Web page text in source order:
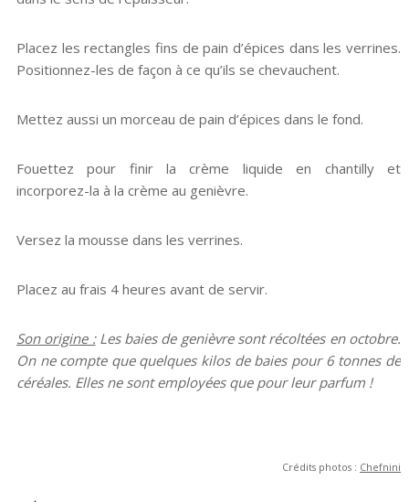
Placez les rectangles fins de pain d’épices dans les verrines.
Positionnez-les de façon à ce qu’ils se chevauchent.
Mettez aussi un morceau de pain d’épices dans le fond.
Fouettez pour finir la crème liquide en chantilly et
incorporez-la à la crème au genièvre.
Versez la mousse dans les verrines.
Placez au frais 4 heures avant de servir.
Son origine :Les baies de genièvre sont récoltées en octobre.
On ne compte que quelques kilos de baies pour 6 tonnes de
céréales. Elles ne sont employées que pour leur parfum !
Crédits photos : Chefnini